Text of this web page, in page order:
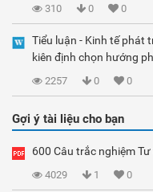
310 0 0
Tiểu luận - Kinh tế phát
kiên định chọn hướng
2257 0 0
Gợi ý tài liệu cho bạn
600 Câu trắc nghiệm
4029 1 0